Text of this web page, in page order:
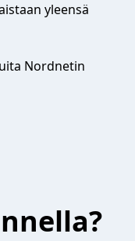
yleensä
Nordnetin